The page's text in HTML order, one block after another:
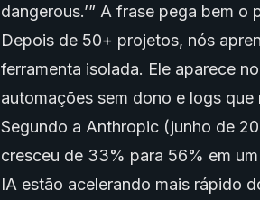
dangerous.’” A frase pega bem o
Depois de 50+ projetos, nós
ferramenta isolada. Ele aparece
automações sem dono e logs que
Segundo a Anthropic (junho de
cresceu de 33% para 56% em
IA estão acelerando mais rápido